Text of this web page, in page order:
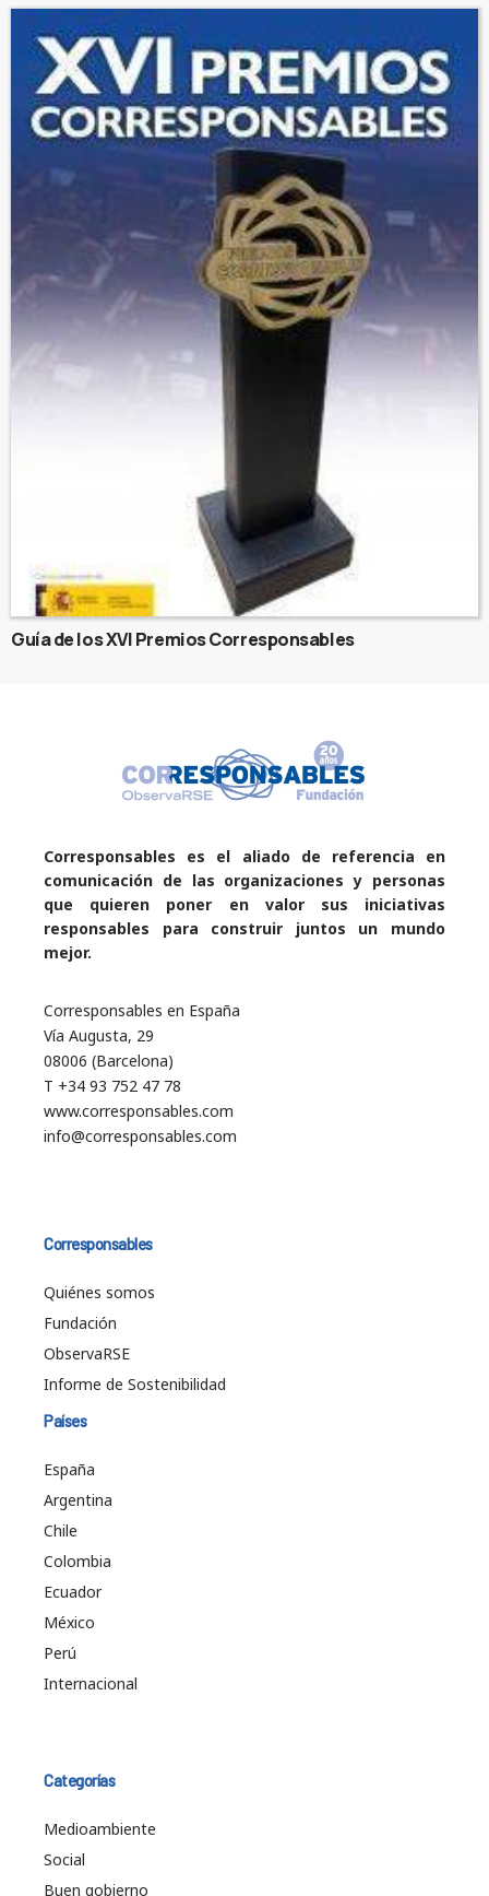
Guía de los XVI Premios Corresponsables
Corresponsables es el aliado de referencia en
comunicación de las organizaciones y personas
que quieren poner en valor sus iniciativas
responsables para construir juntos un mundo
mejor.
Corresponsables en España
Vía Augusta, 29
08006 (Barcelona)
T +34 93 752 47 78
www.corresponsables.com
info@corresponsables.com
Corresponsables
Quiénes somos
Fundación
ObservaRSE
Informe de Sostenibilidad
Países
España
Argentina
Chile
Colombia
Ecuador
México
Perú
Internacional
Categorías
Medioambiente
Social
Buen gobierno